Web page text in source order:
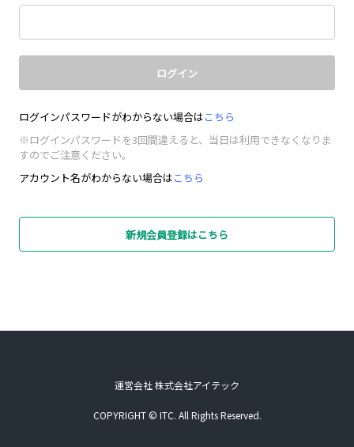
ログイン
ログインパスワードがわからない場合はこちら
※ログインパスワードを3回間違えると、当日は利用できなくなりま
すのでご注意ください。
アカウント名がわからない場合はこちら
新規会員登録はこちら
運営会社 株式会社アイテック
COPYRIGHT © ITC. All Rights Reserved.